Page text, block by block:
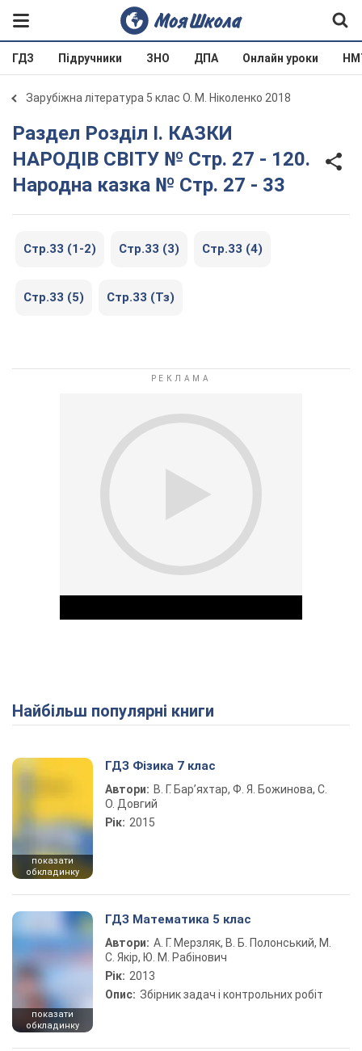
ГДЗ Підручники ЗНО ДПА Онлайн уроки
Зарубіжна література 5 клас О. М. Ніколенко 2018
Раздел Розділ I. КАЗКИ
НАРОДІВ СВІТУ № Стр. 27 - 120.
Народна казка № Стр. 27 - 33
Стр.33 (1-2) Стр.33 (3) Стр.33 (4)
Стр.33 (5) Стр.33 (Тз)
Play Video
Найбільш популярні книги
показати
обкладинку
ГДЗ Фізика 7 клас
Автори: В. Г. Бар’яхтар, Ф. Я. Божинова, С.
О. Довгий
Рік: 2015
показати
обкладинку
ГДЗ Математика 5 клас
Автори: А. Г. Мерзляк, В. Б. Полонський, М.
С. Якір, Ю. М. Рабінович
Рік: 2013
Опис: Збірник задач і контрольних робіт